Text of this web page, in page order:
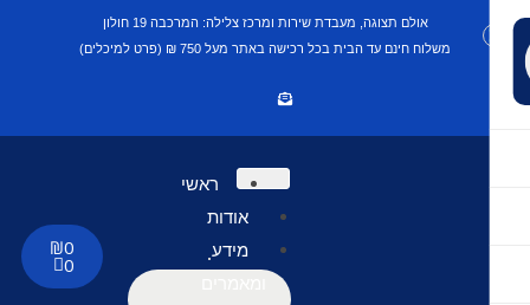
אולם תצוגה, מעבדת שירות ומרכז צלילה: המרכבה 19 חולון
משלוח חינם עד הבית בכל רכישה באתר מעל 750 ₪ (פרט למיכלים)
ראשי
אודות
מידע
ומאמרים
₪